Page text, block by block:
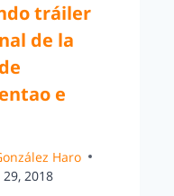
tráiler
de la
e
Haro
2018